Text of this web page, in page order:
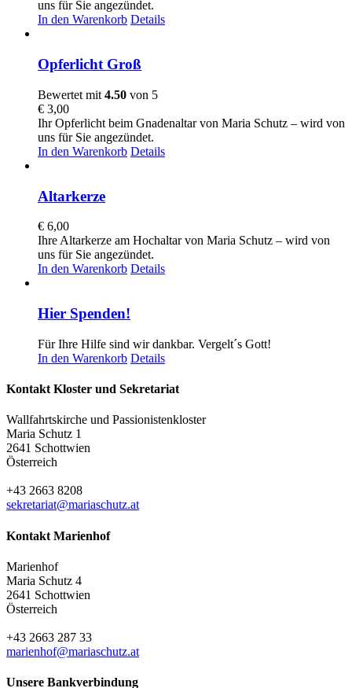
uns für Sie angezündet.
In den Warenkorb Details
Opferlicht Groß
Bewertet mit 4.50 von 5
€ 3,00
Ihr Opferlicht beim Gnadenaltar von Maria Schutz – wird von
uns für Sie angezündet.
In den Warenkorb Details
Altarkerze
€ 6,00
Ihre Altarkerze am Hochaltar von Maria Schutz – wird von
uns für Sie angezündet.
In den Warenkorb Details
Hier Spenden!
Für Ihre Hilfe sind wir dankbar. Vergelt´s Gott!
In den Warenkorb Details
Kontakt Kloster und Sekretariat
Wallfahrtskirche und Passionistenkloster
Maria Schutz 1
2641 Schottwien
Österreich
+43 2663 8208
sekretariat@mariaschutz.at
Kontakt Marienhof
Marienhof
Maria Schutz 4
2641 Schottwien
Österreich
+43 2663 287 33
marienhof@mariaschutz.at
Unsere Bankverbindung